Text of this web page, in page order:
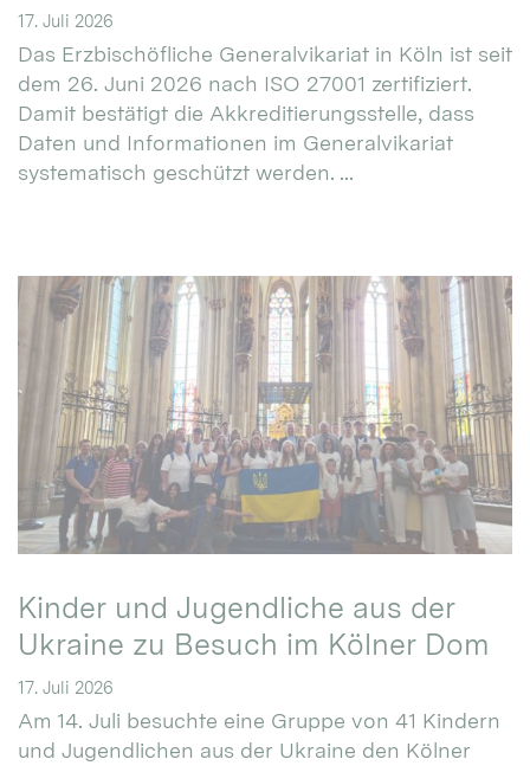
17. Juli 2026
Das Erzbischöfliche Generalvikariat in Köln ist seit
dem 26. Juni 2026 nach ISO 27001 zertifiziert.
Damit bestätigt die Akkreditierungsstelle, dass
Daten und Informationen im Generalvikariat
systematisch geschützt werden. ...
Kinder und Jugendliche aus der
Ukraine zu Besuch im Kölner Dom
17. Juli 2026
Am 14. Juli besuchte eine Gruppe von 41 Kindern
und Jugendlichen aus der Ukraine den Kölner